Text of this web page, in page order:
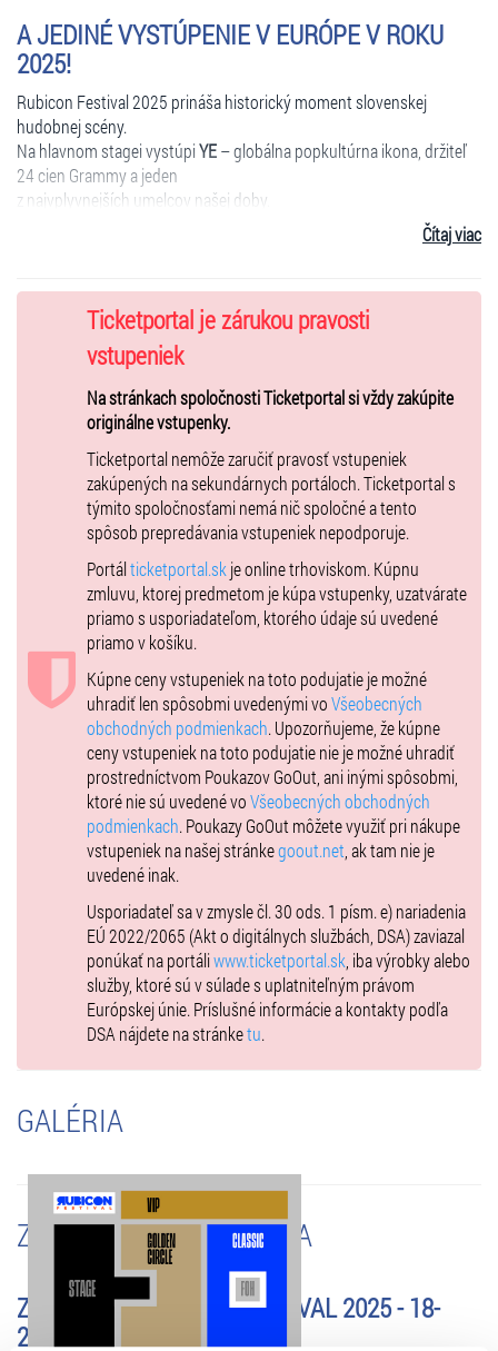
A JEDINÉ VYSTÚPENIE V EURÓPE V ROKU
2025!
Rubicon Festival 2025 prináša historický moment slovenskej
hudobnej scény.
Na hlavnom stagei vystúpiYE– globálna popkultúrna ikona, držiteľ
24 cien Grammy a jeden
z najvplyvnejších umelcov našej doby.
jediné
🎤 LINE UP 2025:
Ken Carson
Sheck Wes
Kontrafakt
Astralkid22
Dollar Prync
Raphael
Patrik Rivier
Erik Tresor
Laris Diam
ďalšie mená už čoskoro
🎟️ VSTUPENKY:
Informácie o jednotlivých kategóriách a spustení predaja budú
zverejnenéčoskoro.
vstupom.
Zlatá vstupenka:
Umožňuje vstup do exkluzívnej zóny priamo pod pódiom a poskytuje
skorší vstup do areálu, aby ste si zabezpečili najlepšie miesto.
VIP vstupenka:
Čítaj viac
Ticketportal je zárukou pravosti
vstupeniek
Na stránkach spoločnosti Ticketportal si vždy zakúpite
originálne vstupenky.
Ticketportal nemôže zaručiť pravosť vstupeniek
zakúpených na sekundárnych portáloch. Ticketportal s
týmito spoločnosťami nemá nič spoločné a tento
spôsob prepredávania vstupeniek nepodporuje.
Portálticketportal.sk je online trhoviskom. Kúpnu
zmluvu, ktorej predmetom je kúpa vstupenky, uzatvárate
priamo s usporiadateľom, ktorého údaje sú uvedené
priamo v košíku.
Kúpne ceny vstupeniek na toto podujatie je možné
uhradiť len spôsobmi uvedenými voVšeobecných
obchodných podmienkach. Upozorňujeme, že kúpne
ceny vstupeniek na toto podujatie nie je možné uhradiť
prostredníctvom Poukazov GoOut, ani inými spôsobmi,
ktoré nie sú uvedené voVšeobecných obchodných
podmienkach. Poukazy GoOut môžete využiť pri nákupe
vstupeniek na našej stránkegoout.net , ak tam nie je
uvedené inak.
Usporiadateľ sa v zmysle čl. 30 ods. 1 písm. e) nariadenia
EÚ 2022/2065 (Akt o digitálnych službách, DSA) zaviazal
ponúkať na portáliwww.ticketportal.sk , iba výrobky alebo
služby, ktoré sú v súlade s uplatniteľným právom
Európskej únie. Príslušné informácie a kontakty podľa
DSA nájdete na stránketu.
GALÉRIA
ZMENY A UPOZORNENIA
ZMENENÉ - RUBICON FESTIVAL 2025 - 18-
20.07.2025